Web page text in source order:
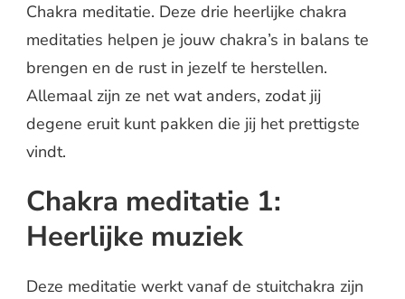
Chakra meditatie. Deze drie heerlijke chakra
meditaties helpen je jouw chakra’s in balans te
brengen en de rust in jezelf te herstellen.
Allemaal zijn ze net wat anders, zodat jij
degene eruit kunt pakken die jij het prettigste
vindt.
Chakra meditatie 1:
Heerlijke muziek
Deze meditatie werkt vanaf de stuitchakra zijn